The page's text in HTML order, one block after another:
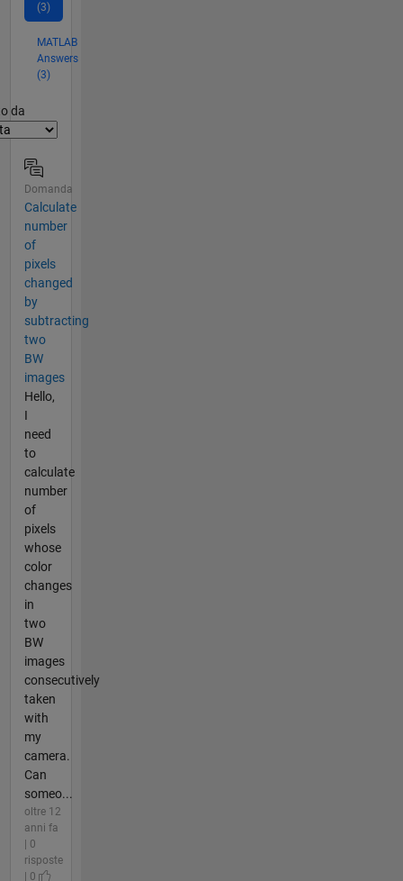
(3)
MATLAB
Answers
(3)
da
Domanda
Calculate
number
of
pixels
changed
by
subtracting
two
BW
images
Hello,
I
need
to
calculate
number
of
pixels
whose
color
changes
in
two
BW
images
consecutively
taken
with
my
camera.
Can
someo...
oltre 12
anni fa
| 0
risposte
| 0